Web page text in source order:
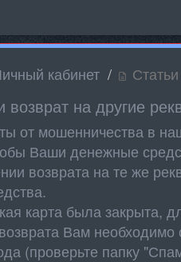
кабинет Статьи
на другие
от мошенничества в
Ваши денежные
возврата на те же
карта была закрыта,
Вам необходимо
(проверьте папку